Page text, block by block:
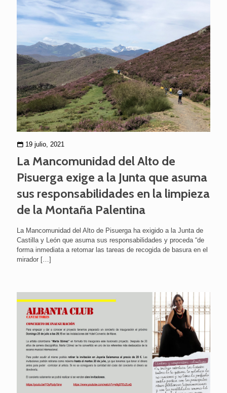
19 julio, 2021
La Mancomunidad del Alto de
Pisuerga exige a la Junta que asuma
sus responsabilidades en la limpieza
de la Montaña Palentina
La Mancomunidad del Alto de Pisuerga ha exigido a la Junta de
Castilla y León que asuma sus responsabilidades y proceda “de
forma inmediata a retomar las tareas de recogida de basura en el
mirador […]